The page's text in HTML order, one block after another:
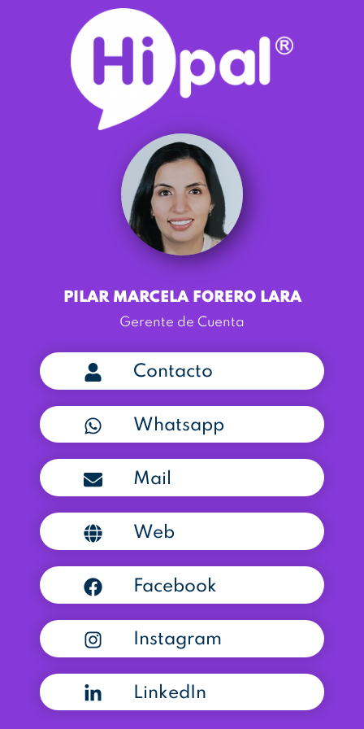
PILAR MARCELA FORERO LARA
Gerente de Cuenta
Contacto
Whatsapp
Mail
Web
Facebook
Instagram
LinkedIn